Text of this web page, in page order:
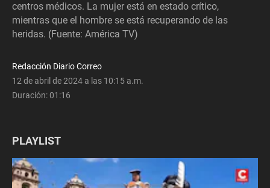
centros médicos. La mujer está en estado crítico,
mientras que el hombre se está recuperando de las
heridas. (Fuente: América TV)
Redacción Diario Correo
12 de abril de 2024 a las 10:15 a.m.
Duración:01:16
PLAYLIST